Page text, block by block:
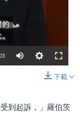
下載
到起訴，」羅伯茨